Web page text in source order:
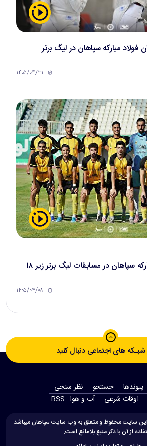
فولاد مبارکه سپاهان در لیگ برتر
۱۴۰۵/۰۴/۳۱
قهرمانی فولاد مبارکه سپاهان در مسابقات لیگ برتر زیر ۱۸
۱۴۰۵/۰۴/۰۸
شبـکه های اجتماعی دنبال کنید
پیوندها جستجو
نظر سنجی
اوقات شرعی آب و هوا RSS
سایت محفوظ و متعلق به وب سایت سپاهان میباشد
از آن با ذکر منبع بلامانع است.